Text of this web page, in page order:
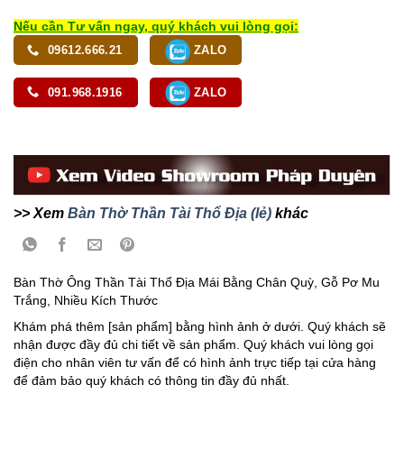
Nếu cần Tư vấn ngay, quý khách vui lòng gọi:
09612.666.21 ZALO
091.968.1916 ZALO
>> Xem Bàn Thờ Thần Tài Thổ Địa (lẻ) khác
Bàn Thờ Ông Thần Tài Thổ Địa Mái Bằng Chân Quỳ, Gỗ Pơ Mu
Trắng, Nhiều Kích Thước
Khám phá thêm [sản phẩm] bằng hình ảnh ở dưới. Quý khách sẽ
nhận được đầy đủ chi tiết về sản phẩm. Quý khách vui lòng gọi
điện cho nhân viên tư vấn để có hình ảnh trực tiếp tại cửa hàng
để đảm bảo quý khách có thông tin đầy đủ nhất.